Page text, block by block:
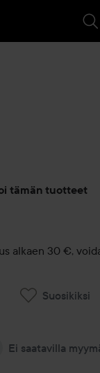
tämän tuotteet
alkaen 30 €,
Suosikiksi
Ei saatavilla